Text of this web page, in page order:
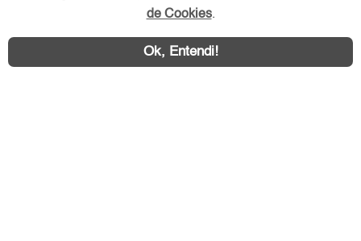
de Cookies.
Ok, Entendi!